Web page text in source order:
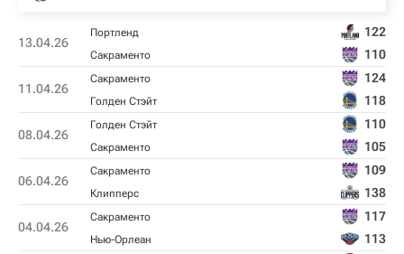
13.04.26
Портленд 122
Сакраменто 110
11.04.26
Сакраменто 124
Голден Стэйт 118
08.04.26
Голден Стэйт 110
Сакраменто 105
06.04.26
Сакраменто 109
Клипперс 138
04.04.26
Сакраменто 117
Нью-Орлеан 113